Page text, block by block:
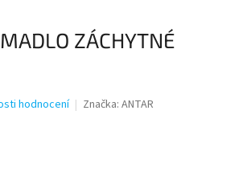
ZÁCHYTNÉ
hodnocení Značka: ANTAR